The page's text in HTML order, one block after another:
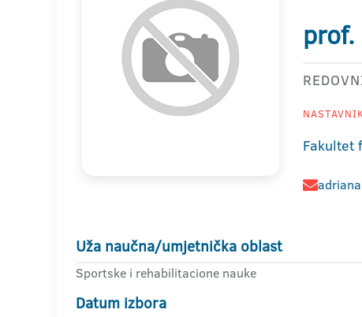
Fakultet
Uža naučna/umjetnička oblast
Sportske i rehabilitacione nauke
Datum izbora